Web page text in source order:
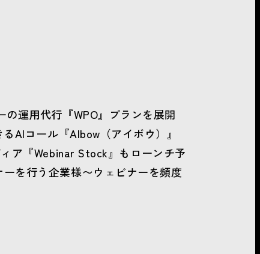
運用代行『WPO』プランを展開
AIコール『AIbow（アイボウ）』
ア『Webinar Stock』もローンチ予
を行う企業様〜ウェビナーを頻度